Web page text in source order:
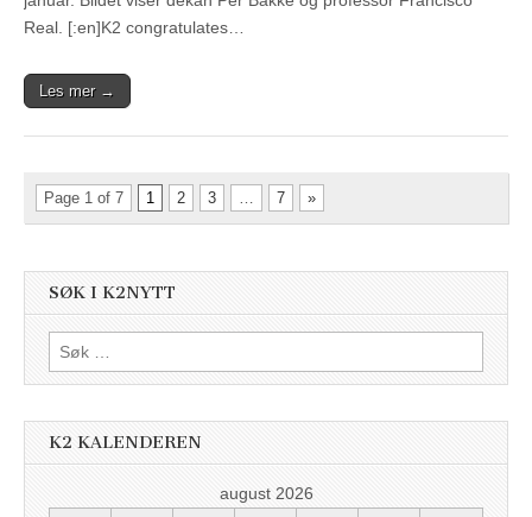
Real. [:en]K2 congratulates…
Les mer →
Page 1 of 7 1 2 3 … 7 »
SØK I K2NYTT
Søk
etter:
K2 KALENDEREN
august 2026